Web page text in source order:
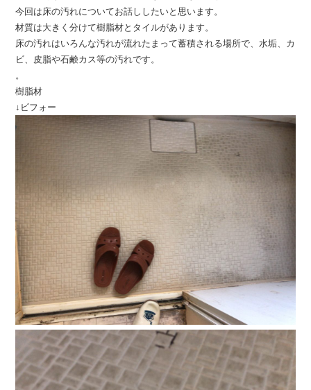
今回は床の汚れについてお話ししたいと思います。
材質は大きく分けて樹脂材とタイルがあります。
床の汚れはいろんな汚れが流れたまって蓄積される場所で、水垢、カ
ビ、皮脂や石鹸カス等の汚れです。
。
樹脂材
↓ビフォー